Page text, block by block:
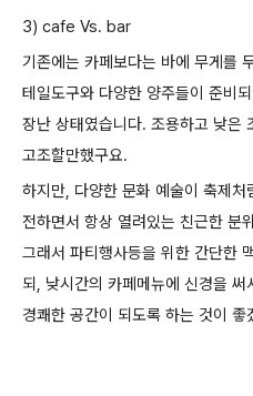
3) cafe Vs. bar
기존에는 카페보다는 바에 무게를
테일도구와 다양한 양주들이 준비
장난 상태였습니다. 조용하고 낮은
고조할만했구요.
하지만, 다양한 문화 예술이 축제
전하면서 항상 열려있는 친근한 분
그래서 파티행사등을 위한 간단한
되, 낮시간의 카페메뉴에 신경을
경쾌한 공간이 되도록 하는 것이 좋